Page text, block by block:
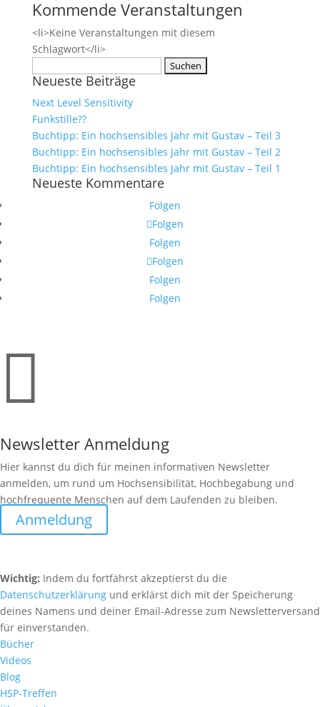
Kommende Veranstaltungen
<li>Keine Veranstaltungen mit diesem
Schlagwort</li>
nach:
Neueste Beiträge
Next Level Sensitivity
Funkstille??
Buchtipp: Ein hochsensibles Jahr mit Gustav – Teil 3
Buchtipp: Ein hochsensibles Jahr mit Gustav – Teil 2
Buchtipp: Ein hochsensibles Jahr mit Gustav – Teil 1
Neueste Kommentare
Folgen
Folgen
Folgen
Folgen
Folgen
Folgen

Newsletter Anmeldung
Hier kannst du dich für meinen informativen Newsletter
anmelden, um rund um Hochsensibilität, Hochbegabung und
hochfrequente Menschen auf dem Laufenden zu bleiben.
Anmeldung
Wichtig: Indem du fortfährst akzeptierst du die
Datenschutzerklärung und erklärst dich mit der Speicherung
deines Namens und deiner Email-Adresse zum Newsletterversand
für einverstanden.
Bücher
Videos
Blog
HSP-Treffen